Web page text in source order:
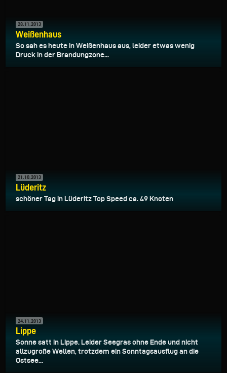
28.11.2013
Weißenhaus
So sah es heute in Weißenhaus aus, leider etwas wenig
Druck in der Brandungzone...
21.10.2013
Lüderitz
schöner Tag in Lüderitz Top Speed ca. 49 Knoten
24.11.2013
Lippe
Sonne satt in Lippe. Leider Seegras ohne Ende und nicht
allzugroße Wellen, trotzdem ein Sonntagsausflug an die
Ostsee...